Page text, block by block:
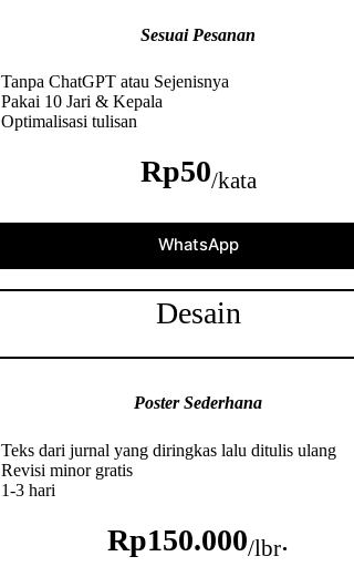
Sesuai Pesanan
Tanpa ChatGPT atau Sejenisnya
Pakai 10 Jari & Kepala
Optimalisasi tulisan
Rp50/kata
WhatsApp
Desain
Poster Sederhana
Teks dari jurnal yang diringkas lalu ditulis ulang
Revisi minor gratis
1-3 hari
Rp150.000/lbr.